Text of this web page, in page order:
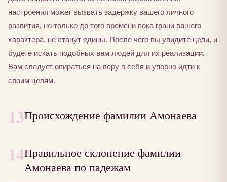
настроения может вызвать задержку вашего личного
развития, но только до того времени пока грани вашего
характера, не станут едины. После чего вы увидите цели, и
будете искать подобных вам людей для их реализации.
Вам следует опираться на веру в себя и упорно идти к
своим целям.
13Происхождение фамилии Амонаева
14Правильное склонение фамилии
Амонаева по падежам